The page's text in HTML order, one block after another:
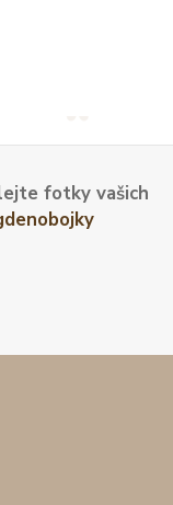
fotky vašich